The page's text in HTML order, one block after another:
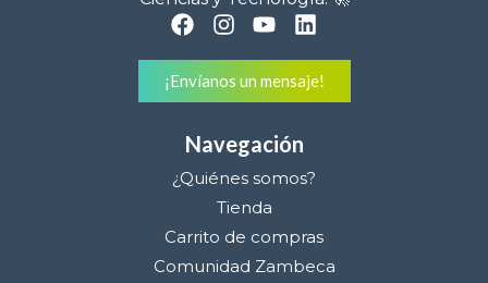
¡Envíanos un mensaje!
Navegación
¿Quiénes somos?
Tienda
Carrito de compras
Comunidad Zambeca